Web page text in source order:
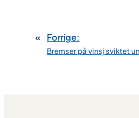
« Forrige:
Bremser på vinsj sviktet